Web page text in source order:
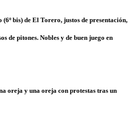
bis) de El Torero, justos de presentación,
de pitones. Nobles y de buen juego en
oreja y una oreja con protestas tras un